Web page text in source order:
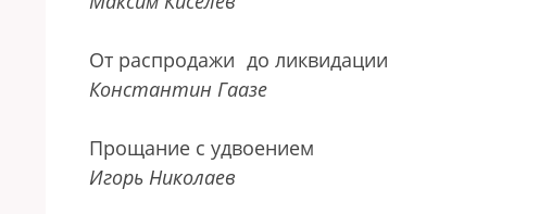
От распродажи до ликвидации
Константин Гаазе
Прощание с удвоением
Игорь Николаев